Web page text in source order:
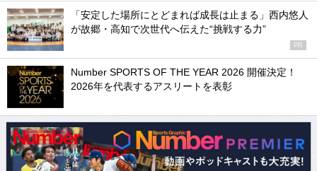
「安定した場所にとどまれば成長は止まる」西内悠人
が故郷・高知で次世代へ伝えた“挑戦する力”
PR
Number SPORTS OF THE YEAR 2026 開催決定！
2026年を代表するアスリートを表彰